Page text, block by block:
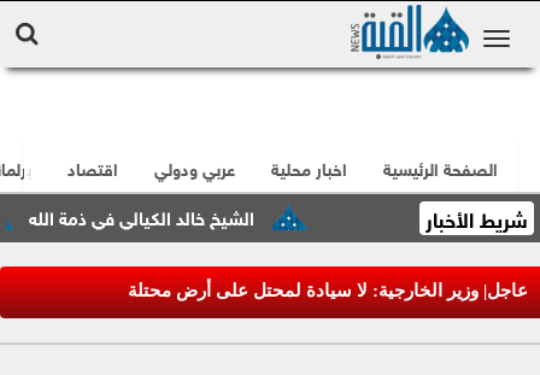
الصفحة الرئيسية اخبار محلية عربي ودولي اقتصاد
شريط الأخبار الشيخ خالد الكيالي في ذمة الله
عاجل| وزير الخارجية: لا سيادة لمحتل على أرض محتلة